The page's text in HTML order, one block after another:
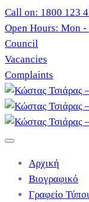
Call on: 1800 123
Open Hours: Mon
Council
Vacancies
Complaints
Αρχική
Βιογραφικό
Γραφείο